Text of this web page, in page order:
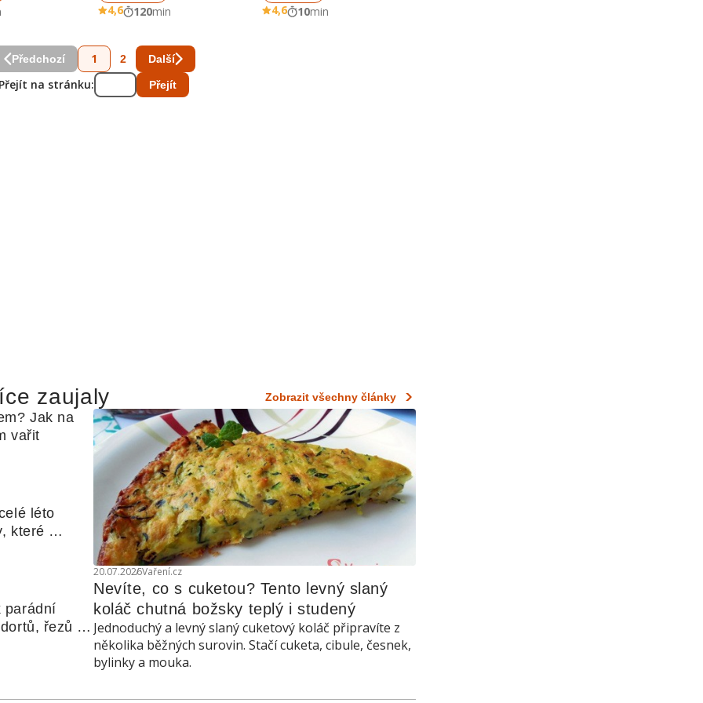
4,6 120min 4,6 10min
Předchozí 1 2 Další
Přejít na stránku: Přejít
zaujaly Zobrazit všechny články
20.07.2026Vaření.cz
Nevíte, co s cuketou? Tento levný slaný
koláč chutná božsky teplý i studený
Jednoduchý a levný slaný cuketový koláč připravíte z
několika běžných surovin. Stačí cuketa, cibule, česnek,
bylinky a mouka.
Jak na
vařit
léto
které
nebo
parádní
řezů a